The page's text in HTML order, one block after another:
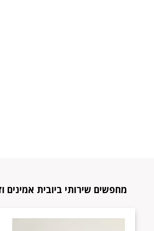
מחפשים שירותי ביובית אמינים